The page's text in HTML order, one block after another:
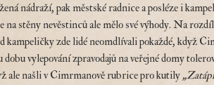
nádraží, pak městské radnice a posléze i
na stěny nevěstinců ale mělo své výhody. Na
kampeličky zde lidé neomdlívali pokaždé, když
vylepování zpravodajů na veřejné domy
ale našli v Cimrmanově rubrice pro kutily